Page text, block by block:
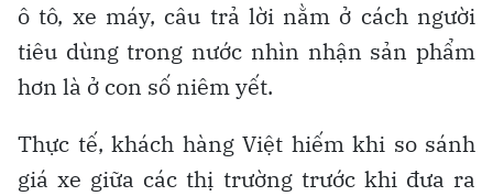
ô tô, xe máy, câu trả lời nằm ở cách người
tiêu dùng trong nước nhìn nhận sản phẩm
hơn là ở con số niêm yết.
Thực tế, khách hàng Việt hiếm khi so sánh
giá xe giữa các thị trường trước khi đưa ra